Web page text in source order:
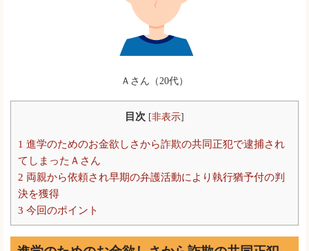
Ａさん（20代）
目次 [非表示]
1 進学のためのお金欲しさから詐欺の共同正犯で逮捕され
てしまったＡさん
2 両親から依頼され早期の弁護活動により執行猶予付の判
決を獲得
3 今回のポイント